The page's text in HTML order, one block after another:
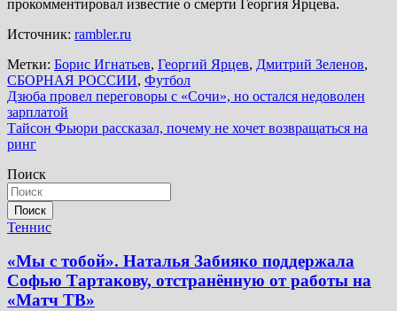
прокомментировал известие о смерти Георгия Ярцева.
Источник: rambler.ru
Метки: Борис Игнатьев, Георгий Ярцев, Дмитрий Зеленов,
СБОРНАЯ РОССИИ, Футбол
Навигация
по
записям
Дзюба провел переговоры с «Сочи», но остался недоволен
зарплатой
Тайсон Фьюри рассказал, почему не хочет возвращаться на
ринг
Поиск
Поиск
Теннис
«Мы с тобой». Наталья Забияко поддержала
Софью Тартакову, отстранённую от работы на
«Матч ТВ»